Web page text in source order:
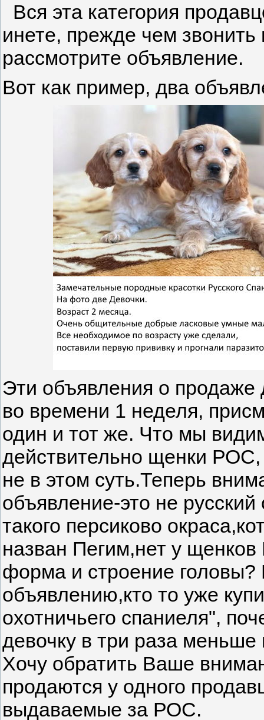
Вся эта категория
инете, прежде чем
рассмотрите объявление.
Вот как пример, два
Эти объявления о продаже
во времени 1 неделя,
один и тот же. Что мы
действительно щенки РОС,
не в этом суть.Теперь
объявление-это не
такого персиково
назван Пегим,нет у
форма и строение головы?
объявлению,кто то уже
охотничьего спаниеля",
девочку в три раза
Хочу обратить Ваше
продаются у одного
выдаваемые за РОС.